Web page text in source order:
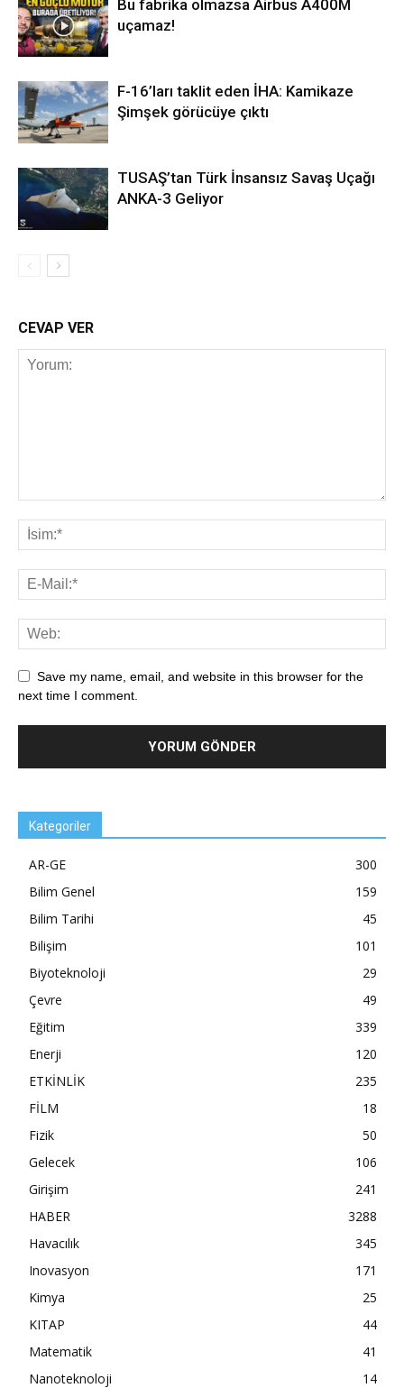
Bu fabrika olmazsa Airbus A400M
uçamaz!
F-16’ları taklit eden İHA: Kamikaze
Şimşek görücüye çıktı
TUSAŞ’tan Türk İnsansız Savaş Uçağı
ANKA-3 Geliyor
CEVAP VER
Save my name, email, and website in this browser for the
next time I comment.
Kategoriler
AR-GE
300
Bilim Genel
159
Bilim Tarihi
45
Bilişim
101
Biyoteknoloji
29
Çevre
49
Eğitim
339
Enerji
120
ETKİNLİK
235
FİLM
18
Fizik
50
Gelecek
106
Girişim
241
HABER
3288
Havacılık
345
Inovasyon
171
Kimya
25
KITAP
44
Matematik
41
Nanoteknoloji
14